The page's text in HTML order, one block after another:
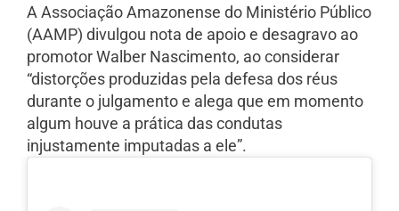
A Associação Amazonense do Ministério Público
(AAMP) divulgou nota de apoio e desagravo ao
promotor Walber Nascimento, ao considerar
“distorções produzidas pela defesa dos réus
durante o julgamento e alega que em momento
algum houve a prática das condutas
injustamente imputadas a ele”.